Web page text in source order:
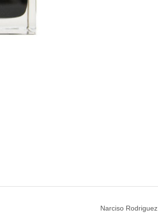
Narciso Rodriguez